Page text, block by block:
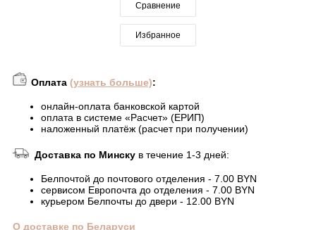
Сравнение
Избранное
Оплата (узнать больше):
онлайн-оплата банковской картой
оплата в системе «Расчет» (ЕРИП)
наложенный платёж (расчет при получении)
Доставка по Минску в течение 1-3 дней:
Белпочтой до почтового отделения - 7.00 BYN
сервисом Европочта до отделения - 7.00 BYN
курьером Белпочты до двери - 12.00 BYN
О доставке по Беларуси